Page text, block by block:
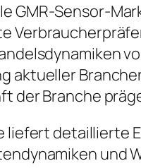
GMR-Sensor-
aktueller
der Branche
liefert detaillierte
und